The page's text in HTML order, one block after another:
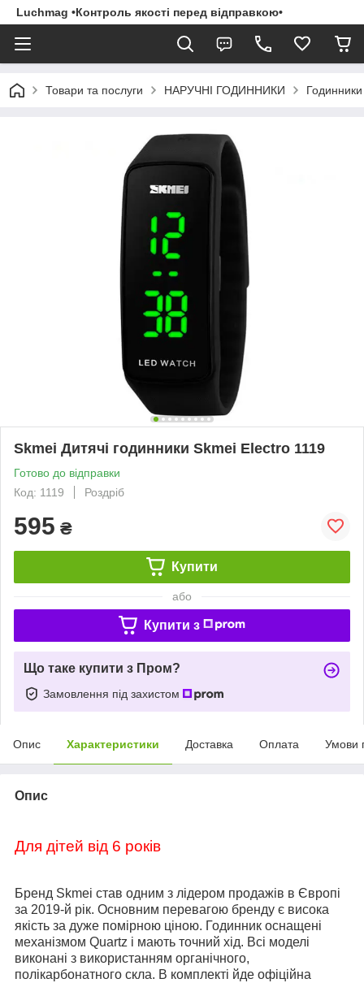
Luchmag •Контроль якості перед відправкою•
Товари та послуги НАРУЧНІ ГОДИННИКИ
Skmei Дитячі годинники Skmei Electro 1119
Готово до відправки
Код: 1119
Роздріб
595 ₴
Купити
або
Купити з
Що таке купити з Пром?
Замовлення під захистом
Опис Характеристики Доставка Оплата Умови
Опис
Для дітей від 6 років
Бренд Skmei став одним з лідером продажів в Європі
за 2019-й рік. Основним перевагою бренду є висока
якість за дуже помірною ціною. Годинник оснащені
механізмом Quartz і мають точний хід. Всі моделі
виконані з використанням органічного,
полікарбонатного скла. В комплекті йде офіційна